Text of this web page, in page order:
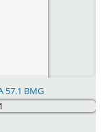
57.1 BMG
1